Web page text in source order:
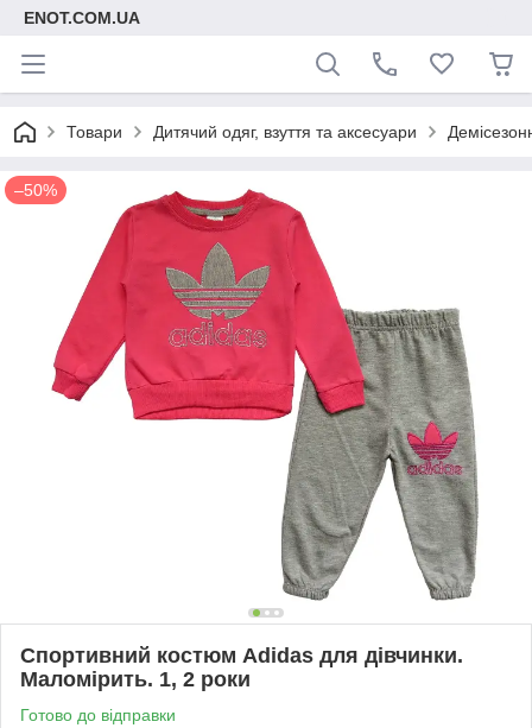
ENOT.COM.UA
Товари Дитячий одяг, взуття та аксесуари
–50%
Спортивний костюм Adidas для дівчинки.
Маломірить. 1, 2 роки
Готово до відправки